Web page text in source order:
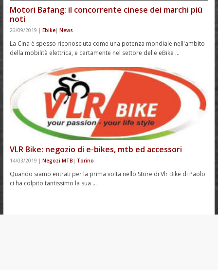
Motori Bafang: il concorrente cinese dei marchi più
noti
26/09/2019 | Ebike| News
La Cina è spesso riconosciuta come una potenza mondiale nell'ambito
della mobilità elettrica, e certamente nel settore delle eBike …
VLR Bike: negozio di e-bikes, mtb ed accessori
14/03/2019 | Negozi MTB | Torino
Quando siamo entrati per la prima volta nello Store di Vlr Bike di Paolo
ci ha colpito tantissimo la sua …